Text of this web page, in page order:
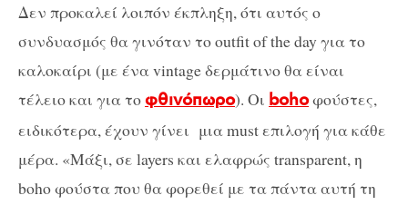
Δεν προκαλεί λοιπόν έκπληξη, ότι αυτός ο
συνδυασμός θα γινόταν το outfit of the day για το
καλοκαίρι (με ένα vintage δερμάτινο θα είναι
τέλειο και για τοφθινόπωρο). Οι bohoφούστες,
ειδικότερα, έχουν γίνει μια must επιλογή για κάθε
μέρα. «Μάξι, σε layers και ελαφρώς transparent, η
boho φούστα που θα φορεθεί με τα πάντα αυτή τη